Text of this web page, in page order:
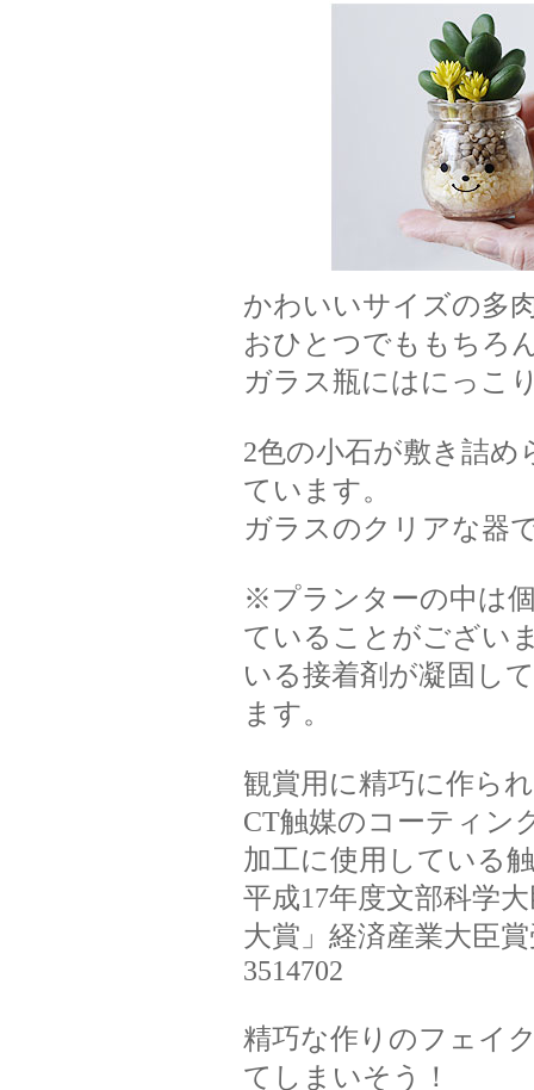
かわいいサイズの多
おひとつでももちろ
ガラス瓶にはにっこ
2色の小石が敷き詰
ています。
ガラスのクリアな器
※プランターの中は
ていることがござい
いる接着剤が凝固し
ます。
観賞用に精巧に作ら
CT触媒のコーティン
加工に使用している
平成17年度文部科学
大賞」経済産業大臣
3514702
精巧な作りのフェイ
てしまいそう！